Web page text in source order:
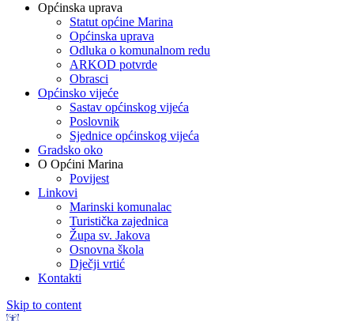
Općinska uprava
Statut općine Marina
Općinska uprava
Odluka o komunalnom redu
ARKOD potvrde
Obrasci
Općinsko vijeće
Sastav općinskog vijeća
Poslovnik
Sjednice općinskog vijeća
Gradsko oko
O Općini Marina
Povijest
Linkovi
Marinski komunalac
Turistička zajednica
Župa sv. Jakova
Osnovna škola
Dječji vrtić
Kontakti
Skip to content